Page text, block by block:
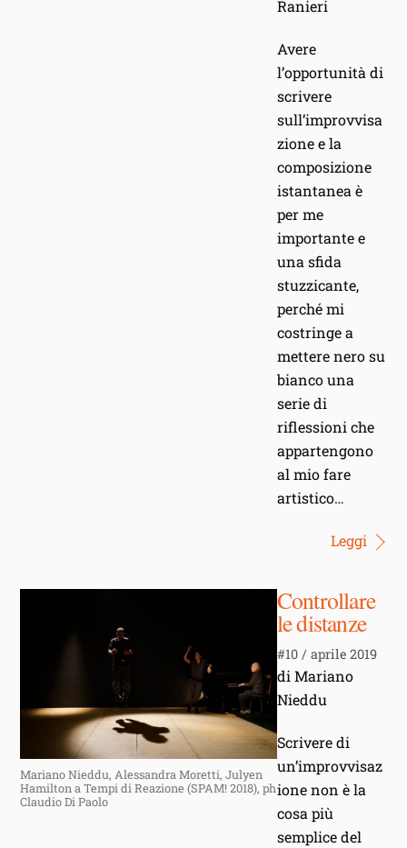
Ranieri
Avere
l’opportunità di
scrivere
sull’improvvisa
zione e la
composizione
istantanea è
per me
importante e
una sfida
stuzzicante,
perché mi
costringe a
mettere nero su
bianco una
serie di
riflessioni che
appartengono
al mio fare
artistico…
Leggi
Mariano Nieddu, Alessandra Moretti, Julyen
Hamilton a Tempi di Reazione (SPAM! 2018), ph
Claudio Di Paolo
Controllare
le distanze
#10 / aprile 2019
di Mariano
Nieddu
Scrivere di
un’improvvisaz
ione non è la
cosa più
semplice del